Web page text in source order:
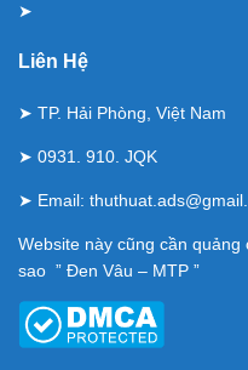
➤
Liên Hệ
➤ TP. Hải Phòng, Việt Nam
➤ 0931. 910. JQK
➤ Email:
Website này cũng cần
sao ” Đen Vâu – MTP ”